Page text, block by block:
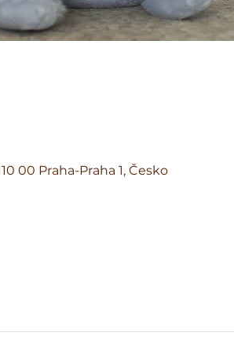
00 Praha-Praha 1, Česko